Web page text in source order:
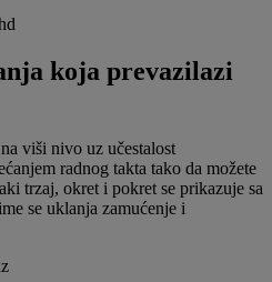
koja prevazilazi
viši nivo uz učestalost
radnog takta tako da možete
trzaj, okret i pokret se prikazuje sa
se uklanja zamućenje i